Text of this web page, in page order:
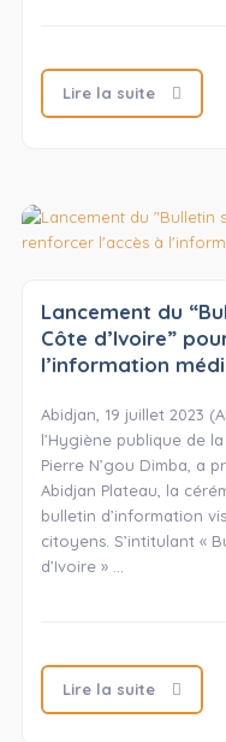
Lire la suite
Lancement du
Côte d’Ivoire”
l’information
Abidjan, 19 juillet 2023
l’Hygiène publique de
Pierre N’gou Dimba, a
Abidjan Plateau, la
bulletin d’information
citoyens. S’intitulant «
d’Ivoire » …
Lire la suite